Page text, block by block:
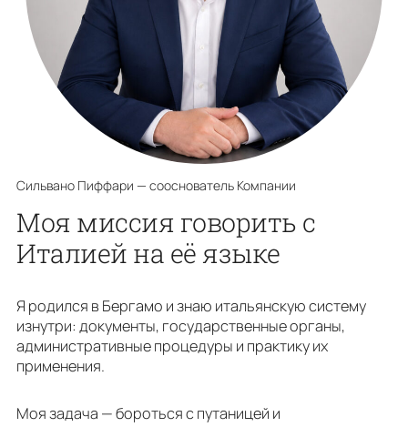
Сильвано Пиффари — сооснователь Компании
Моя миссия говорить с
Италией на её языке
Я родился в Бергамо и знаю итальянскую систему
изнутри: документы, государственные органы,
административные процедуры и практику их
применения.
Моя задача — бороться с путаницей и